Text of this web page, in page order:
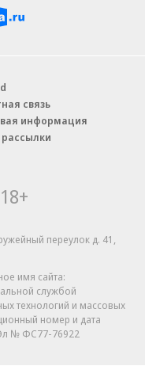
связь
информация
18+
переулок д. 41,
имя сайта:
службой
технологий и массовых
номер и дата
№ ФС77-76922